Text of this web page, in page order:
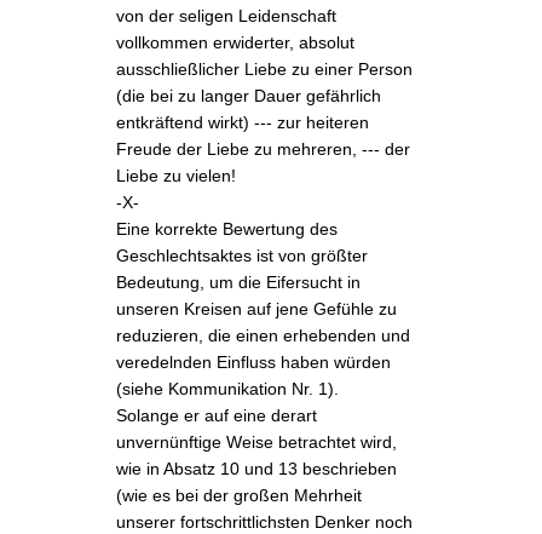
von der seligen Leidenschaft
vollkommen erwiderter, absolut
ausschließlicher Liebe zu einer Person
(die bei zu langer Dauer gefährlich
entkräftend wirkt) --- zur heiteren
Freude der Liebe zu mehreren, --- der
Liebe zu vielen!
-X-
Eine korrekte Bewertung des
Geschlechtsaktes ist von größter
Bedeutung, um die Eifersucht in
unseren Kreisen auf jene Gefühle zu
reduzieren, die einen erhebenden und
veredelnden Einfluss haben würden
(siehe Kommunikation Nr. 1).
Solange er auf eine derart
unvernünftige Weise betrachtet wird,
wie in Absatz 10 und 13 beschrieben
(wie es bei der großen Mehrheit
unserer fortschrittlichsten Denker noch